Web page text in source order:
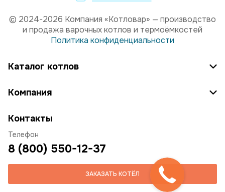
© 2024-2026 Компания «Котловар» — производство
и продажа варочных котлов и термоёмкостей
Политика конфиденциальности
Каталог котлов
Компания
Контакты
Телефон
8 (800) 550-12-37
ЗАКАЗАТЬ КОТЁЛ